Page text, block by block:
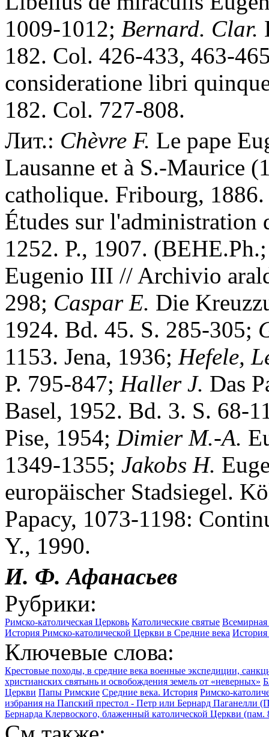
1009-1012; Bernard. Clar.
182. Col. 426-433, 463-
consideratione libri
182. Col. 727-808.
Лит.: Chèvre F. Le pape
Lausanne et à S.-Maurice
catholique. Fribourg,
Études sur l'administration
1252. P., 1907.
Eugenio III // Archivio
298; Caspar E. Die
1924. Bd. 45. S. 285-305;
1153. Jena, 1936; Hefele,
P. 795-847; Haller J. Das
Basel, 1952. Bd. 3. S. 68-
Pise, 1954; Dimier M.-A.
1349-1355; Jakobs H.
europäischer Stadsiegel.
Papacy, 1073-1198:
Y., 1990.
И. Ф. Афанасьев
Рубрики:
Римско-католическая Церковь Католические святые Всемирная
История Римско-католической Церкви в Средние века
Ключевые слова:
Крестовые походы, в средние века военные экспедиции,
христианских святынь и освобождения земель от «неверных»
Церкви Папы Римские Средние века. История Римско-
избрания на Папский престол - Петр или Бернард Паганелли
Бернарда Клервоского, блаженный католической Церкви (пам.